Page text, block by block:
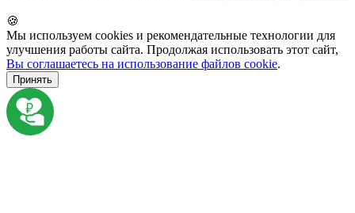
🍪
Мы используем cookies и рекомендательные технологии для
улучшения работы сайта. Продолжая использовать этот сайт,
Вы соглашаетесь на использование файлов cookie.
Принять